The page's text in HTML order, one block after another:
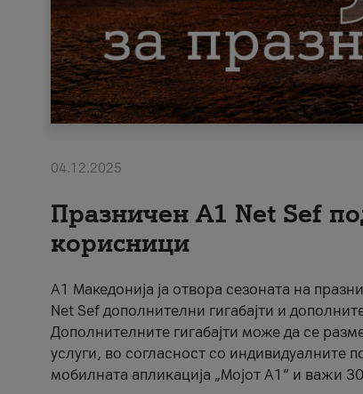
04.12.2025
Празничен A1 Net Sеf
корисници
А1 Македонија ја отвора сезоната на
Net Sef дополнителни гигабајти и
Дополнителните гигабајти може да се
услуги, во согласност со индивидуалните
мобилната апликација „Мојот А1“ и важи